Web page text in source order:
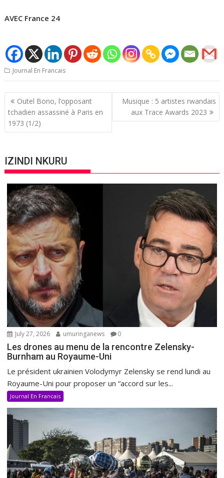
AVEC France 24
Journal En Francais
Post
navigation
Outel Bono, l’opposant
tchadien assassiné à Paris en
1973 (1/2)
Musique : 5 artistes rwandais
aux Trace Awards 2023
IZINDI NKURU
July 27, 2026 umuringanews 0
Les drones au menu de la rencontre Zelensky-
Burnham au Royaume-Uni
Le président ukrainien Volodymyr Zelensky se rend lundi au
Royaume-Uni pour proposer un “accord sur les...
Journal En Francais